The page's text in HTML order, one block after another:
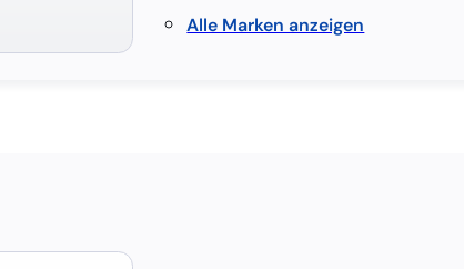
Alle Marken anzeigen